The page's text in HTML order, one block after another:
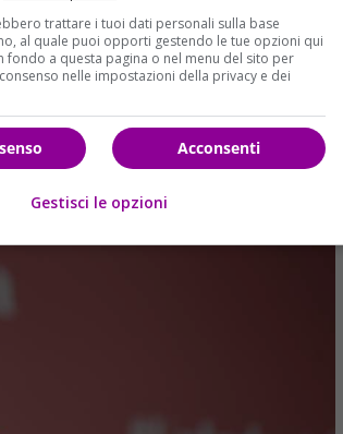
trattare i tuoi dati personali sulla base
al quale puoi opporti gestendo le tue opzioni qui
fondo a questa pagina o nel menu del sito per
nelle impostazioni della privacy e dei
Acconsenti
Gestisci le opzioni